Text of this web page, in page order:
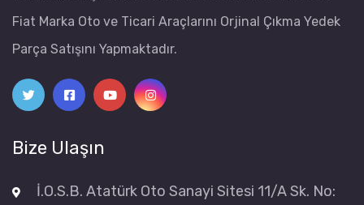
Fiat Marka Oto ve Ticari Araçlarını Orjinal Çıkma Yedek
Parça Satışını Yapmaktadır.
Bize Ulaşın
İ.O.S.B. Atatürk Oto Sanayi Sitesi 11/A Sk. No: